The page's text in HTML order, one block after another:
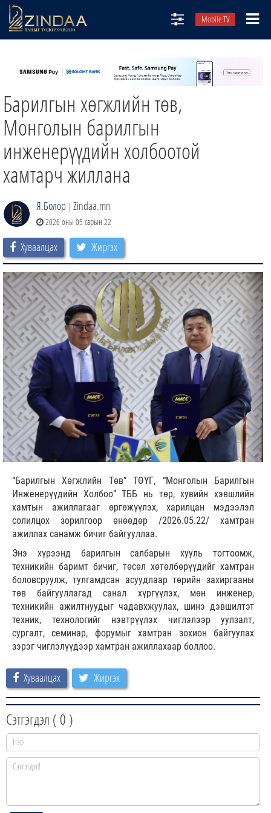
Mobile TV
ТВ8
ӨГЛӨӨНИЙ СОНИН
АУДИО ЗОХИОЛ
Барилгын хөгжлийн төв,
Монголын барилгын
инженерүүдийн холбоотой
хамтарч жиллана
Я.Болор | Zindaa.mn
2026 оны 05 сарын 22
Хуваалцах Жиргэх
“Барилгын Хөгжлийн Төв” ТӨҮГ, “Монголын Барилгын
Инженерүүдийн Холбоо” ТББ нь төр, хувийн хэвшлийн
хамтын ажиллагааг өргөжүүлэх, харилцан мэдээлэл
солилцох зорилгоор өнөөдөр /2026.05.22/ хамтран
ажиллах санамж бичиг байгууллаа.
Энэ хүрээнд барилгын салбарын хууль тогтоомж,
техникийн баримт бичиг, төсөл хөтөлбөрүүдийг хамтран
боловсруулж, тулгамдсан асуудлаар төрийн захиргааны
төв байгууллагад санал хүргүүлэх, мөн инженер,
техникийн ажилтнуудыг чадавхжуулах, шинэ дэвшилтэт
техник, технологийг нэвтрүүлэх чиглэлээр уулзалт,
сургалт, семинар, форумыг хамтран зохион байгуулах
зэрэг чиглэлүүдээр хамтран ажиллахаар боллоо.
Хуваалцах Жиргэх
Сэтгэгдэл ( 0 )